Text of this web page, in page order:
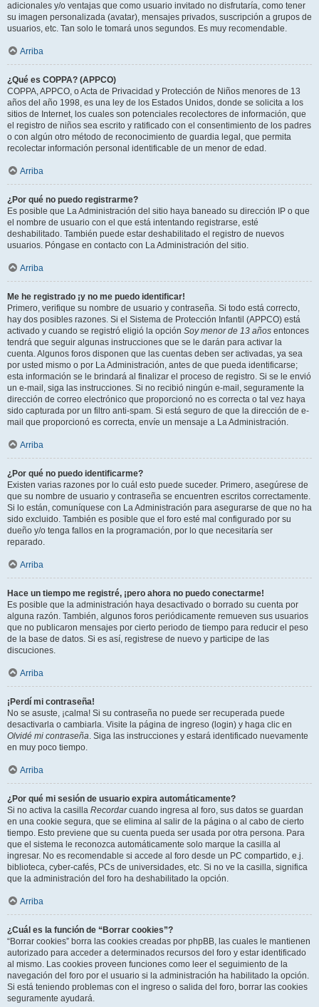
adicionales y/o ventajas que como usuario invitado no disfrutaría, como tener
su imagen personalizada (avatar), mensajes privados, suscripción a grupos de
usuarios, etc. Tan solo le tomará unos segundos. Es muy recomendable.
Arriba
¿Qué es COPPA? (APPCO)
COPPA, APPCO, o Acta de Privacidad y Protección de Niños menores de 13
años del año 1998, es una ley de los Estados Unidos, donde se solicita a los
sitios de Internet, los cuales son potenciales recolectores de información, que
el registro de niños sea escrito y ratificado con el consentimiento de los padres
o con algún otro método de reconocimiento de guardia legal, que permita
recolectar información personal identificable de un menor de edad.
Arriba
¿Por qué no puedo registrarme?
Es posible que La Administración del sitio haya baneado su dirección IP o que
el nombre de usuario con el que está intentando registrarse, esté
deshabilitado. También puede estar deshabilitado el registro de nuevos
usuarios. Póngase en contacto con La Administración del sitio.
Arriba
Me he registrado ¡y no me puedo identificar!
Primero, verifique su nombre de usuario y contraseña. Si todo está correcto,
hay dos posibles razones. Si el Sistema de Protección Infantil (APPCO) está
activado y cuando se registró eligió la opción Soy menor de 13 años entonces
tendrá que seguir algunas instrucciones que se le darán para activar la
cuenta. Algunos foros disponen que las cuentas deben ser activadas, ya sea
por usted mismo o por La Administración, antes de que pueda identificarse;
esta información se le brindará al finalizar el proceso de registro. Si se le envió
un e-mail, siga las instrucciones. Si no recibió ningún e-mail, seguramente la
dirección de correo electrónico que proporcionó no es correcta o tal vez haya
sido capturada por un filtro anti-spam. Si está seguro de que la dirección de e-
mail que proporcionó es correcta, envíe un mensaje a La Administración.
Arriba
¿Por qué no puedo identificarme?
Existen varias razones por lo cuál esto puede suceder. Primero, asegúrese de
que su nombre de usuario y contraseña se encuentren escritos correctamente.
Si lo están, comuníquese con La Administración para asegurarse de que no ha
sido excluido. También es posible que el foro esté mal configurado por su
dueño y/o tenga fallos en la programación, por lo que necesitaría ser
reparado.
Arriba
Hace un tiempo me registré, ¡pero ahora no puedo conectarme!
Es posible que la administración haya desactivado o borrado su cuenta por
alguna razón. También, algunos foros periódicamente remueven sus usuarios
que no publicaron mensajes por cierto periodo de tiempo para reducir el peso
de la base de datos. Si es así, registrese de nuevo y participe de las
discuciones.
Arriba
¡Perdí mi contraseña!
No se asuste, ¡calma! Si su contraseña no puede ser recuperada puede
desactivarla o cambiarla. Visite la página de ingreso (login) y haga clic en
Olvidé mi contraseña. Siga las instrucciones y estará identificado nuevamente
en muy poco tiempo.
Arriba
¿Por qué mi sesión de usuario expira automáticamente?
Si no activa la casilla Recordarcuando ingresa al foro, sus datos se guardan
en una cookie segura, que se elimina al salir de la página o al cabo de cierto
tiempo. Esto previene que su cuenta pueda ser usada por otra persona. Para
que el sistema le reconozca automáticamente solo marque la casilla al
ingresar. No es recomendable si accede al foro desde un PC compartido, e.j.
biblioteca, cyber-cafés, PCs de universidades, etc. Si no ve la casilla, significa
que la administración del foro ha deshabilitado la opción.
Arriba
¿Cuál es la función de “Borrar cookies”?
“Borrar cookies” borra las cookies creadas por phpBB, las cuales le mantienen
autorizado para acceder a determinados recursos del foro y estar identificado
al mismo. Las cookies proveen funciones como leer el seguimiento de la
navegación del foro por el usuario si la administración ha habilitado la opción.
Si está teniendo problemas con el ingreso o salida del foro, borrar las cookies
seguramente ayudará.